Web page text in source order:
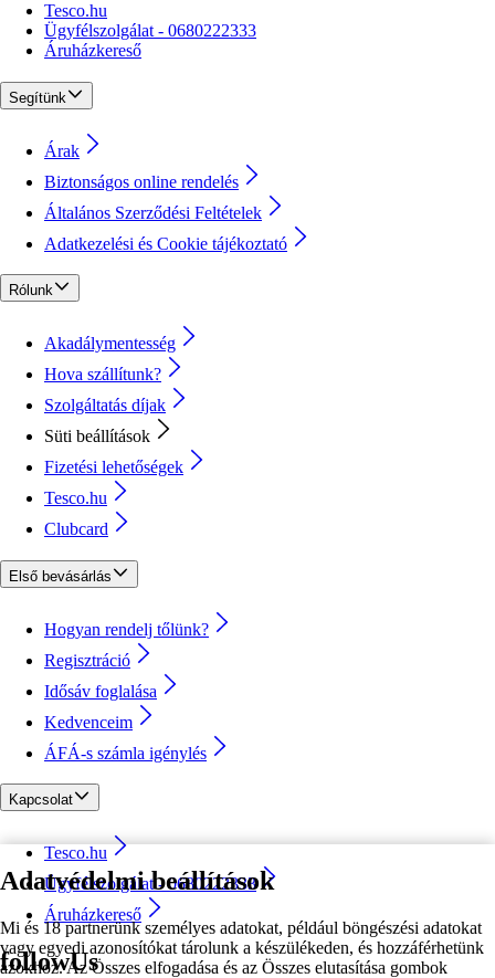
Adatvédelmi beállítások
Mi és 18 partnerünk személyes adatokat, például böngészési adatokat
vagy egyedi azonosítókat tárolunk a készülékeden, és hozzáférhetünk
azokhoz. Az Összes elfogadása és az Összes elutasítása gombok
Tesco.hu
Ügyfélszolgálat - 0680222333
Áruházkereső
Segítünk
Árak
Biztonságos online rendelés
Általános Szerződési Feltételek
Adatkezelési és Cookie tájékoztató
Rólunk
Akadálymentesség
Hova szállítunk?
Szolgáltatás díjak
Süti beállítások
Fizetési lehetőségek
Tesco.hu
Clubcard
Első bevásárlás
Hogyan rendelj tőlünk?
Regisztráció
Idősáv foglalása
Kedvenceim
ÁFÁ-s számla igénylés
Kapcsolat
Tesco.hu
Ügyfélszolgálat - 0680222333
Áruházkereső
followUs